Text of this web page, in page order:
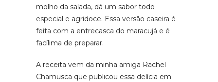
molho da salada, dá um sabor todo
especial e agridoce. Essa versão caseira é
feita com a entrecasca do maracujá e é
facílima de preparar.
A receita vem da minha amiga Rachel
Chamusca que publicou essa delícia em